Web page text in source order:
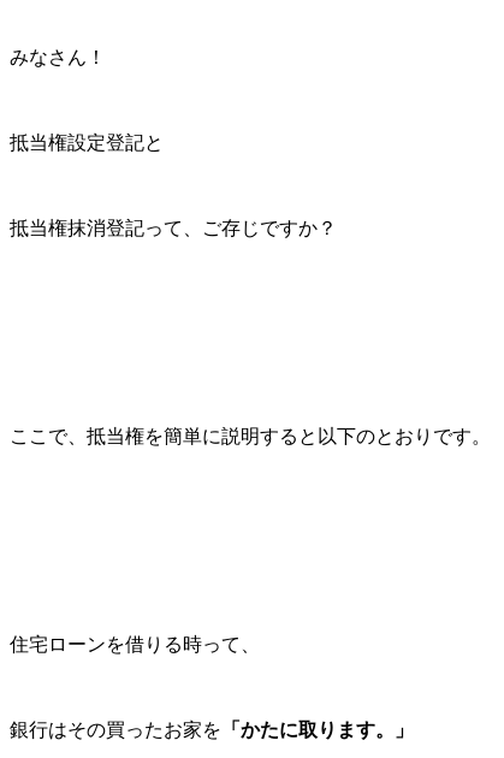
みなさん！
抵当権設定登記と
抵当権抹消登記って、ご存じですか？
ここで、抵当権を簡単に説明すると以下のとおりです。
住宅ローンを借りる時って、
銀行はその買ったお家を 「かたに取ります。」